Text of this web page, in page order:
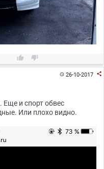
 
26-10-2017 
Еще и спорт обвес
Или плохо видно.